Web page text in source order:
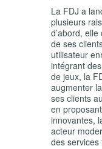
La FDJ a
plusieurs
d’abord,
de ses
utilisateur
intégrant
de jeux, la
augmenter
ses clients
en
innovantes,
acteur
des services